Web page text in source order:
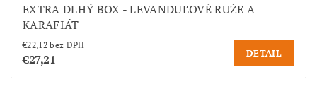
EXTRA DLHÝ BOX - LEVANDUĽOVÉ RUŽE A
KARAFIÁT
€22,12 bez DPH
€27,21 DETAIL